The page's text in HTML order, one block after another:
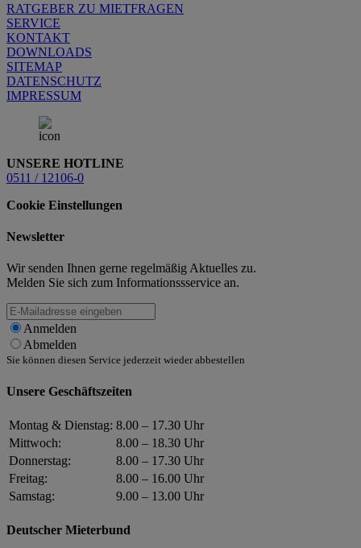
RATGEBER ZU MIETFRAGEN
SERVICE
KONTAKT
DOWNLOADS
SITEMAP
DATENSCHUTZ
IMPRESSUM
UNSERE HOTLINE
0511 / 12106-0
Cookie Einstellungen
Newsletter
Wir senden Ihnen gerne regelmäßig Aktuelles zu.
Melden Sie sich zum Informationssservice an.
Anmelden
Abmelden
Sie können diesen Service jederzeit wieder abbestellen
Unsere Geschäftszeiten
Montag & Dienstag: 8.00 – 17.30 Uhr
Mittwoch:
8.00 – 18.30 Uhr
Donnerstag:
8.00 – 17.30 Uhr
Freitag:
8.00 – 16.00 Uhr
Samstag:
9.00 – 13.00 Uhr
Deutscher Mieterbund